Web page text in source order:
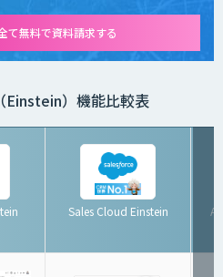
て無料で資料請求する
）機能比較表
Sales Cloud Einstein